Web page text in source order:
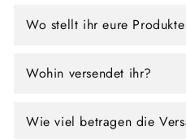
Wo stellt ihr eure
Wohin versendet ihr?
Wie viel betragen die